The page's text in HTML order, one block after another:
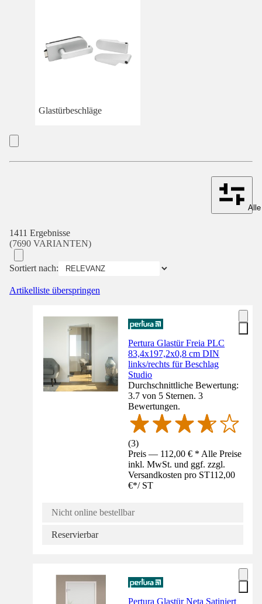
Glastürbeschläge
1411 Ergebnisse
(7690 VARIANTEN)
Sortiert nach:
Artikelliste überspringen
Pertura Glastür Freia PLC
83,4x197,2x0,8 cm DIN
links/rechts für Beschlag
Studio
Durchschnittliche Bewertung:
3.7 von 5 Sternen. 3
Bewertungen.
(3)
Preis — 112,00 € * Alle Preise
inkl. MwSt. und ggf. zzgl.
Versandkosten pro ST112,00
€*/ ST
Nicht online bestellbar
Reservierbar
Pertura Glastür Neta Satiniert